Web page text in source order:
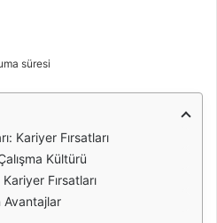
süresi
Kariyer Fırsatları
Kültürü
Fırsatları
Avantajlar